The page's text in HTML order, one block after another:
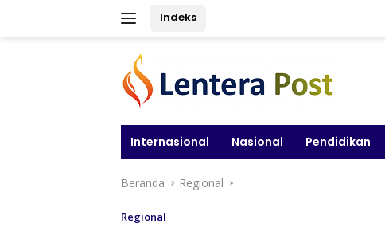
Indeks
Internasional Nasional Pendidikan
Beranda Regional
Regional